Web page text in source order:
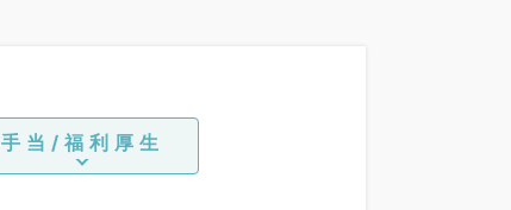
手当/福利厚生